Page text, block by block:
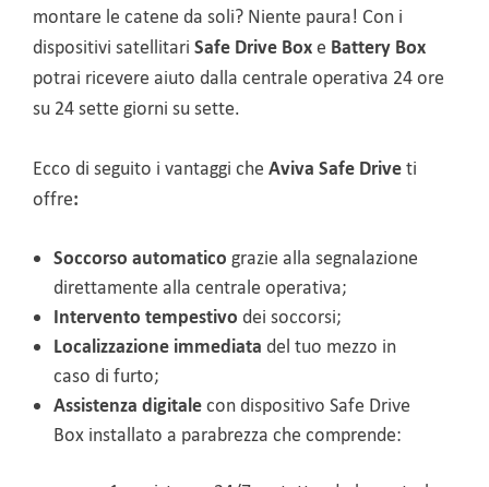
montare le catene da soli? Niente paura! Con i
dispositivi satellitari Safe Drive Boxe Battery Box
potrai ricevere aiuto dalla centrale operativa 24 ore
su 24 sette giorni su sette.
Ecco di seguito i vantaggi che Aviva Safe Driveti
offre:
Soccorso automatico grazie alla segnalazione
direttamente alla centrale operativa;
Intervento tempestivo dei soccorsi;
Localizzazione immediata del tuo mezzo in
caso di furto;
Assistenza digitalecon dispositivo Safe Drive
Box installato a parabrezza che comprende: